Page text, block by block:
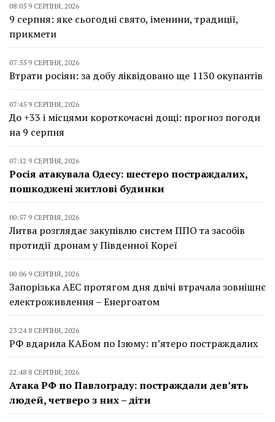
08:05 9 СЕРПНЯ, 2026
9 серпня: яке сьогодні свято, іменини, традиції,
прикмети
07:55 9 СЕРПНЯ, 2026
Втрати росіян: за добу ліквідовано ще 1130 окупантів
07:45 9 СЕРПНЯ, 2026
До +33 і місцями короткочасні дощі: прогноз погоди
на 9 серпня
07:12 9 СЕРПНЯ, 2026
Росія атакувала Одесу: шестеро постраждалих,
пошкоджені житлові будинки
00:57 9 СЕРПНЯ, 2026
Литва розглядає закупівлю систем ППО та засобів
протидії дронам у Південної Кореї
00:06 9 СЕРПНЯ, 2026
Запорізька АЕС протягом дня двічі втрачала зовнішнє
електроживлення – Енергоатом
23:24 8 СЕРПНЯ, 2026
РФ вдарила КАБом по Ізюму: п’ятеро постраждалих
22:48 8 СЕРПНЯ, 2026
Атака РФ по Павлограду: постраждали дев’ять
людей, четверо з них – діти